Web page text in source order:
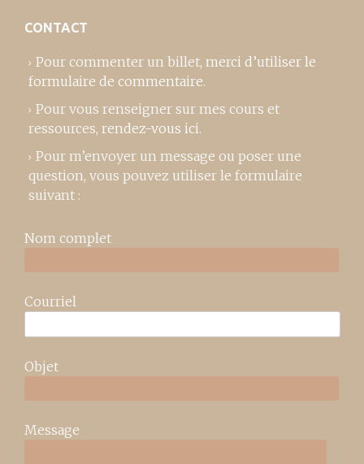
CONTACT
Pour commenter un billet, merci d’utiliser le
formulaire de commentaire.
Pour vous renseigner sur mes cours et
ressources, rendez-vous ici.
Pour m’envoyer un message ou poser une
question, vous pouvez utiliser le formulaire
suivant :
Nom complet
Courriel
Objet
Message